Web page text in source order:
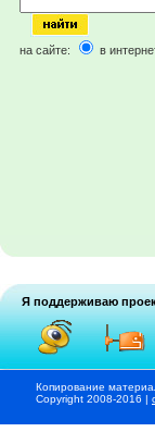
на сайте: в
Я поддерживаю
Копирование
Copyright 2008-2016 |